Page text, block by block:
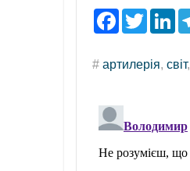
F
a
b
k
T
w
t
L
e
# артилерія, світ,